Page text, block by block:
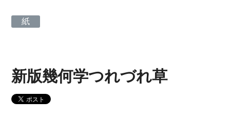
紙
新版幾何学つれづれ草